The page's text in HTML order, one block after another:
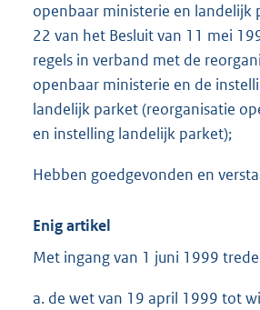
openbaar ministerie en landelijk
22 van het Besluit van 11 mei
regels in verband met de
openbaar ministerie en de
landelijk parket (reorganisatie
en instelling landelijk parket);
Hebben goedgevonden en
Enig artikel
Met ingang van 1 juni 1999
a. de wet van 19 april 1999 tot